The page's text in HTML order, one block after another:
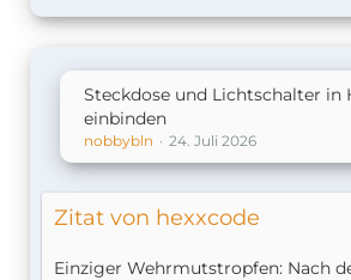
Steckdose und Lichtschalter in
einbinden
nobbybln 24. Juli 2026
Zitat von hexxcode
Einziger Wehrmutstropfen: Nach